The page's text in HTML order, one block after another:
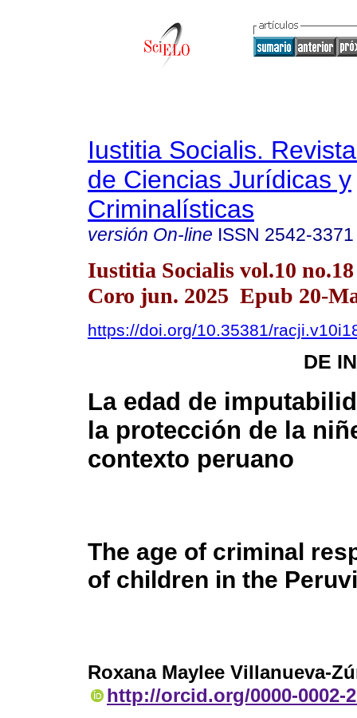
Iustitia Socialis.
de Ciencias Jurídicas y
Criminalísticas
versión On-line ISSN 2542-3371
Iustitia Socialis vol.10
Coro jun. 2025 Epub 20-
https://doi.org/10.35381/
DE
La edad de
la protección de la
contexto peruano
The age of criminal
of children in the
Roxana Maylee Villanueva-
http://orcid.org/0000-0002-